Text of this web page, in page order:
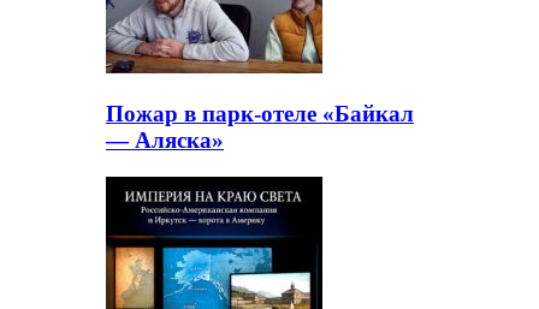
Пожар в парк-отеле «Байкал
— Аляска»